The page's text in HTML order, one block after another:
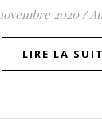
2020 /
LIRE LA